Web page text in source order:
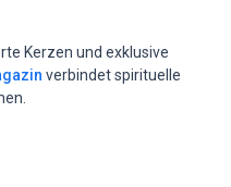
Kerzen und exklusive
verbindet spirituelle